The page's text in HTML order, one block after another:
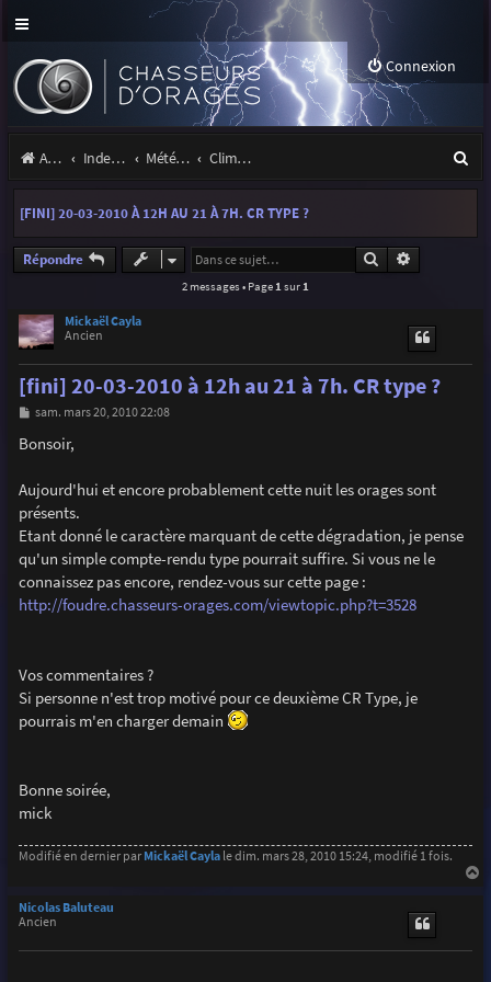
Connexion
Accueil Index du forum Météo et climatologie des orages Climatologie des orages
e
[FINI] 20-03-2010 À 12H AU 21 À 7H. CR TYPE ?
Répondre Rechercher
2 messages • Page 1 sur 1
Mickaël Cayla
Ancien
[fini] 20-03-2010 à 12h au 21 à 7h. CR type ?
M
s
s
g
e
sam. mars 20, 2010 22:08
Bonsoir,
Aujourd'hui et encore probablement cette nuit les orages sont
présents.
Etant donné le caractère marquant de cette dégradation, je pense
qu'un simple compte-rendu type pourrait suffire. Si vous ne le
connaissez pas encore, rendez-vous sur cette page :
http://foudre.chasseurs-orages.com/viewtopic.php?t=3528
Vos commentaires ?
Si personne n'est trop motivé pour ce deuxième CR Type, je
pourrais m'en charger demain
Bonne soirée,
mick
Modifié en dernier par Mickaël Caylale dim. mars 28, 2010 15:24, modifié 1 fois.
Nicolas Baluteau
Ancien